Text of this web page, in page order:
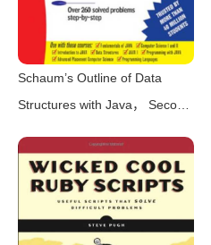
Schaum’s Outline of Data
Structures with Java， Second
（McGraw Hill Professional
2007）